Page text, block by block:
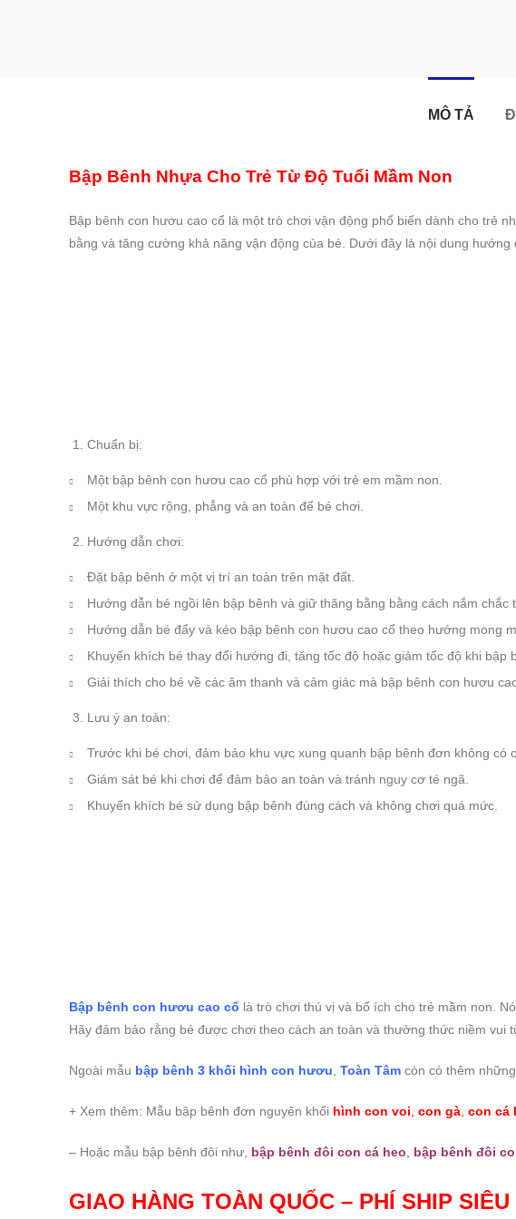
MÔ TẢ
Bập Bênh Nhựa Cho Trẻ Từ Độ Tuổi Mầm Non
Bập bênh con hươu cao cổ là một trò chơi vận động phổ biến dành cho trẻ
bằng và tăng cường khả năng vận động của bé. Dưới đây là nội dung hướng
Chuẩn bị:
Một bập bênh con hươu cao cổ phù hợp với trẻ em mầm non.
Một khu vực rộng, phẳng và an toàn để bé chơi.
Hướng dẫn chơi:
Đặt bập bênh ở một vị trí an toàn trên mặt đất.
Hướng dẫn bé ngồi lên bập bênh và giữ thăng bằng bằng cách nắm chắc
Hướng dẫn bé đẩy và kéo bập bênh con hươu cao cổ theo hướng mong
Khuyến khích bé thay đổi hướng đi, tăng tốc độ hoặc giảm tốc độ khi bập
Giải thích cho bé về các âm thanh và cảm giác mà bập bênh con hươu
Lưu ý an toàn:
Trước khi bé chơi, đảm bảo khu vực xung quanh bập bênh đơn không có
Giám sát bé khi chơi để đảm bảo an toàn và tránh nguy cơ té ngã.
Khuyến khích bé sử dụng bập bênh đúng cách và không chơi quá mức.
Bập bênh con hươu cao cổ là trò chơi thú vị và bổ ích cho trẻ mầm non.
Hãy đảm bảo rằng bé được chơi theo cách an toàn và thưởng thức niềm vui
Ngoài mẫu bập bênh 3 khối hình con hươu, Toàn Tâm còn có thêm
+ Xem thêm: Mẫu bập bênh đơn nguyên khối hình con voi, con gà, con cá
– Hoặc mẫu bập bênh đôi như, bập bênh đôi con cá heo, bập bênh đôi
GIAO HÀNG TOÀN QUỐC – PHÍ SHIP SIÊU